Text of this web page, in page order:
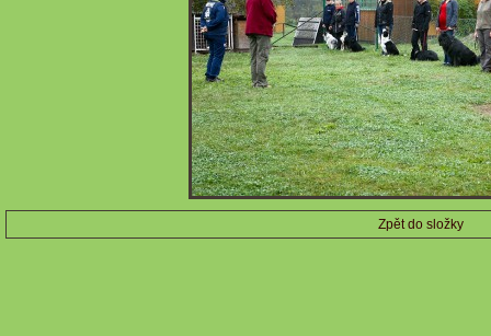
Zpět do složky